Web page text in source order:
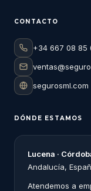
CONTACTO
+34 667 08 85
segurosml.com
DÓNDE ESTAMOS
Lucena ·
Andalucía,
Atendemos a